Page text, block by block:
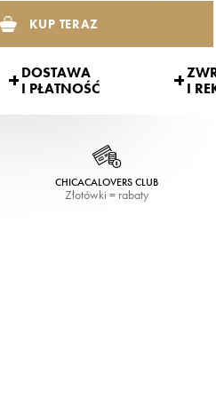
KUP TERAZ
DOSTAWA
I PŁATNOŚĆ
I
CHICACALOVERS CLUB
Złotówki = rabaty